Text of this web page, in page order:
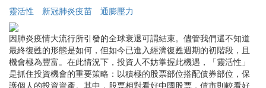
靈活性
新冠肺炎疫苗 通膨壓力
因肺炎疫情大流行所引發的全球衰退可謂結束。儘管我們還不知道
最終復甦的形態是如何，但如今已進入經濟復甦週期的初階段，且
機會極為豐富。在此情況下，投資人不妨掌握此機遇，「靈活性」
是抓住投資機會的重要策略：以積極的股票部位搭配債券部位，保
護個人的投資資產。其中，股票相對看好中國股票，債市則較看好